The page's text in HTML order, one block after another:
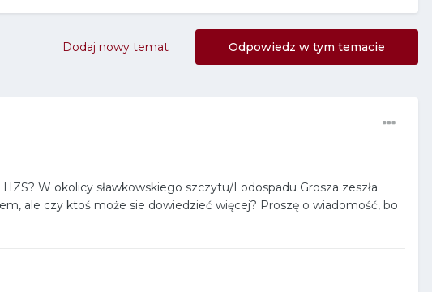
Odpowiedz w tym temacie
Dodaj nowy temat
W okolicy sławkowskiego szczytu/Lodospadu Grosza zeszła
ale czy ktoś może sie dowiedzieć więcej? Proszę o wiadomość, bo